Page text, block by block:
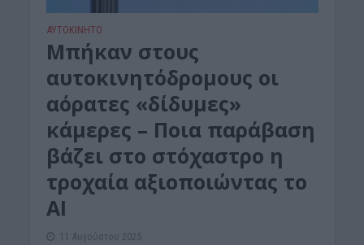
ΑΥΤΟΚΙΝΗΤΟ
Μπήκαν στους
αυτοκινητόδρομους οι
αόρατες «δίδυμες»
κάμερες – Ποια παράβαση
βάζει στο στόχαστρο η
τροχαία αξιοποιώντας το
ΑΙ
11 Αυγούστου 2025